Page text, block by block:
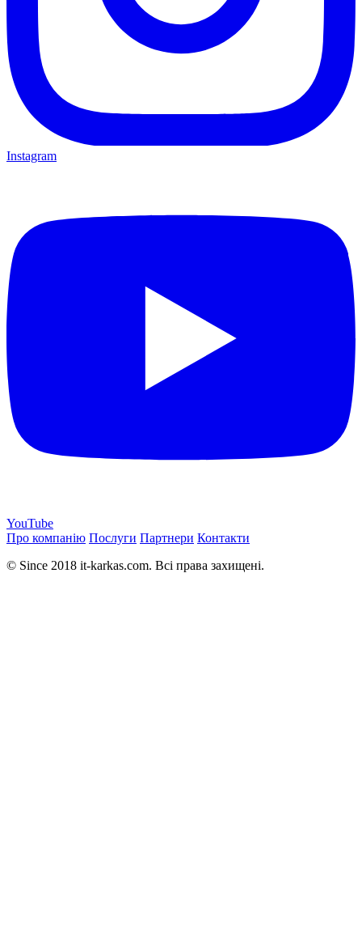
Instagram
YouTube
Про компанію Послуги Партнери Контакти
© Since 2018 it-karkas.com. Всі права захищені.